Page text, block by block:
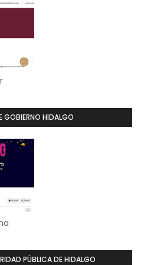
GOBIERNO HIDALGO
PÚBLICA DE HIDALGO